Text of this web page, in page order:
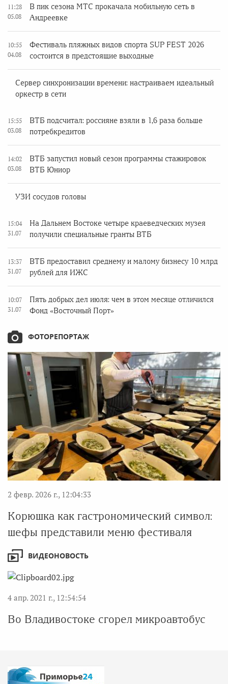
11:28
05.08
В пик сезона МТС прокачала мобильную сеть в
Андреевке
10:55
04.08
Фестиваль пляжных видов спорта SUP FEST 2026
состоится в предстоящие выходные
Сервер синхронизации времени: настраиваем идеальный
оркестр в сети
15:55
03.08
ВТБ подсчитал: россияне взяли в 1,6 раза больше
потребкредитов
14:02
03.08
ВТБ запустил новый сезон программы стажировок
ВТБ Юниор
УЗИ сосудов головы
15:04
31.07
На Дальнем Востоке четыре краеведческих музея
получили специальные гранты ВТБ
13:37
31.07
ВТБ предоставил среднему и малому бизнесу 10 млрд
рублей для ИЖС
10:07
31.07
Пять добрых дел июля: чем в этом месяце отличился
Фонд «Восточный Порт»
ФОТОРЕПОРТАЖ
2 февр. 2026 г., 12:04:33
Корюшка как гастрономический символ:
шефы представили меню фестиваля
ВИДЕОНОВОСТЬ
4 апр. 2021 г., 12:54:54
Во Владивостоке сгорел микроавтобус